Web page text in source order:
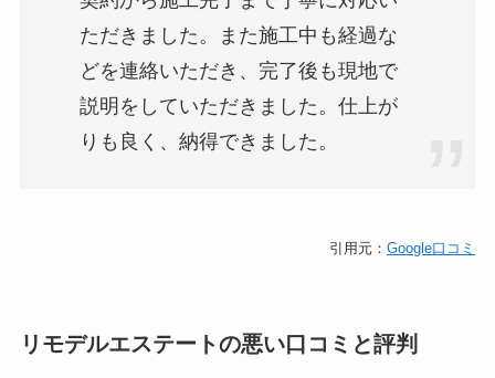
ただきました。また施工中も経過な
どを連絡いただき、完了後も現地で
説明をしていただきました。仕上が
りも良く、納得できました。
引用元：Google口コミ
リモデルエステートの悪い口コミと評判